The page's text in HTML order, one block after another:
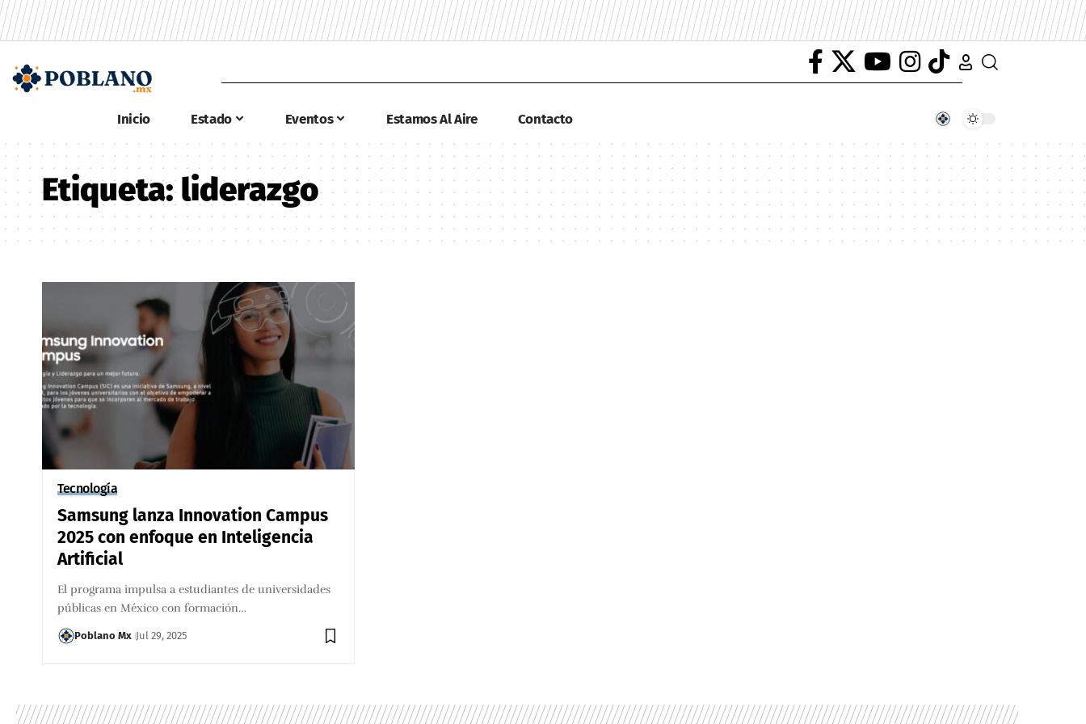
Inicio Estado Eventos Estamos Al Aire Contacto
Etiqueta:liderazgo
Tecnología
Samsung lanza Innovation Campus
2025 con enfoque en Inteligencia
Artificial
El programa impulsa a estudiantes de universidades
públicas en México con formación…
Poblano Mx Jul 29, 2025